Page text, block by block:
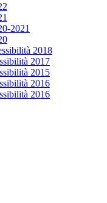
2021
2018
2017
2015
2016
2016